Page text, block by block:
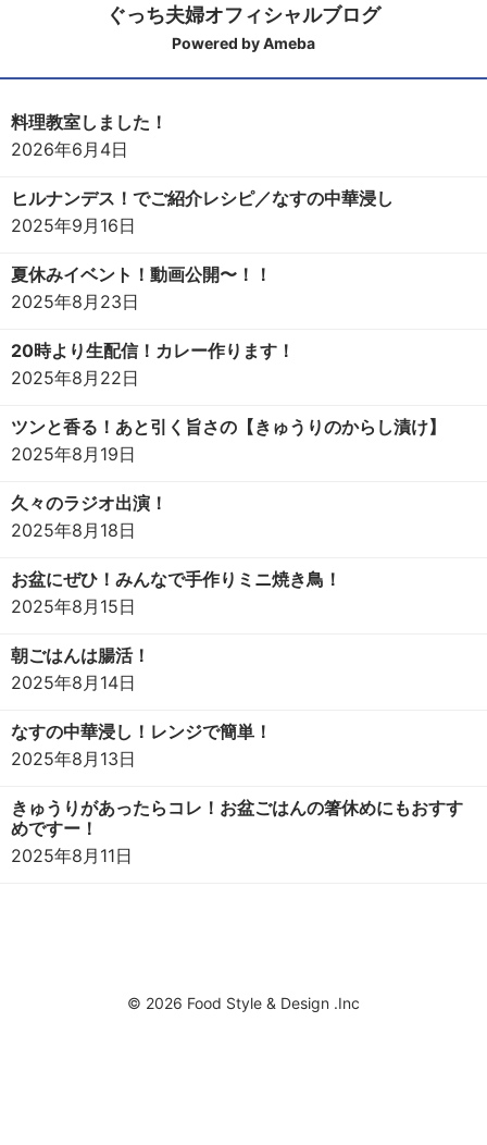
ぐっち夫婦オフィシャルブログ
Powered by Ameba
料理教室しました！
2026年6月4日
ヒルナンデス！でご紹介レシピ／なすの中華浸し
2025年9月16日
夏休みイベント！動画公開〜！！
2025年8月23日
20時より生配信！カレー作ります！
2025年8月22日
ツンと香る！あと引く旨さの【きゅうりのからし漬け】
2025年8月19日
久々のラジオ出演！
2025年8月18日
お盆にぜひ！みんなで手作りミニ焼き鳥！
2025年8月15日
朝ごはんは腸活！
2025年8月14日
なすの中華浸し！レンジで簡単！
2025年8月13日
きゅうりがあったらコレ！お盆ごはんの箸休めにもおすす
めですー！
2025年8月11日
© 2026 Food Style & Design .Inc